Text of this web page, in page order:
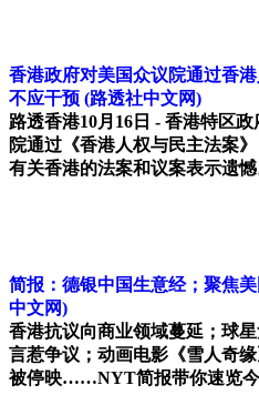
香港政府对美国众议院通过香
不应干预 (路透社中文网)
路透香港10月16日 - 香港特区
院通过《香港人权与民主法案
有关香港的法案和议案表示遗憾
简报：德银中国生意经；聚焦
中文网)
香港抗议向商业领域蔓延；球
言惹争议；动画电影《雪人奇
被停映……NYT简报带你速览今